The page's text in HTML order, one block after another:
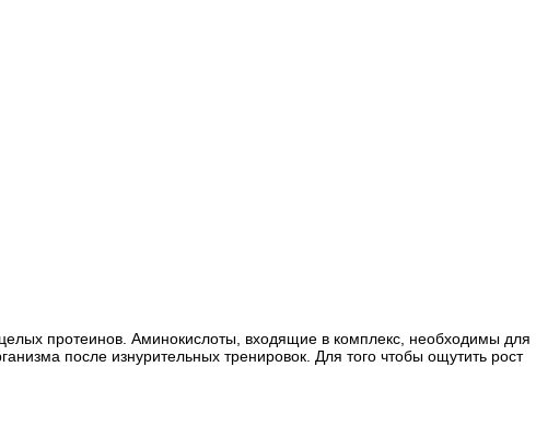
протеинов. Аминокислоты, входящие в комплекс, необходимы для
после изнурительных тренировок. Для того чтобы ощутить рост